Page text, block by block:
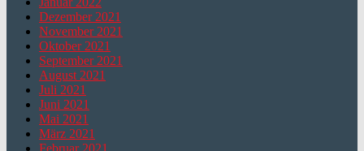
Dezember 2021
November 2021
Oktober 2021
September 2021
August 2021
Juli 2021
Juni 2021
Mai 2021
März 2021
Februar 2021